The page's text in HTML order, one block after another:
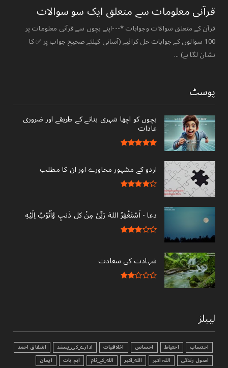
قرآنی ‏معلومات ‏سے ‏متعلق ‏ایک ‏سو ‏سوالات ‏
قرآن کے متعلق سوالات وجوابات *---اپنے بچوں سے قرآنی معلومات پر
100 سوالوں کے جوابات حل کرائیے (آسانی کیلئے صحیح جواب پر ✅ کا
نشان لگا ہے) ...
پوسٹ
بچوں کو اچھا شہری بنانے کے طریقے اور ضروری
عادات
اردو کے مشہور محاورے اور ان کا مطلب
دعا - ‎اَسْتَغْفِرُ اللهَ رَبِّىْ مِنْ کل ذَنبٍ وَّاَتُوْبُ اِلَيْهِ
شہادت کی سعادت
لیبلز
احتساب احتیاط احساس اخلاقیات ادارے_کی_پسند
اشفاق احمد
اصول زندگی
اللہ اکبر الله_اکبر الله_کے_نام اہم بات ایمان